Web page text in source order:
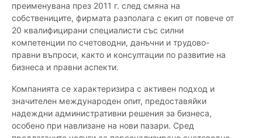
преименувана през 2011 г. след смяна на
собствениците, фирмата разполага с екип от повече от
20 квалифицирани специалисти със силни
компетенции по счетоводни, данъчни и трудово-
правни въпроси, както и консултации по развитие на
бизнеса и правни аспекти.
Компанията се характеризира с активен подход и
значителен международен опит, предоставяйки
надеждни административни решения за бизнеса,
особено при навлизане на нови пазари. Сред